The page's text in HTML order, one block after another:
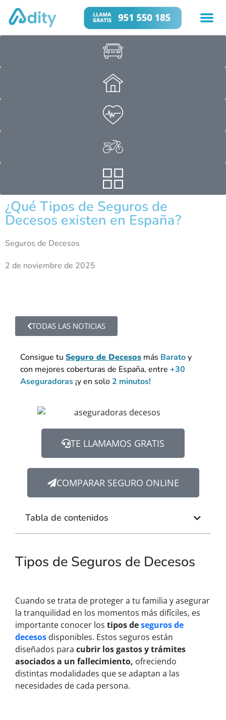
¿Qué Tipos de Seguros de
Decesos existen en España?
Seguros de Decesos
2 de noviembre de 2025
Tipos de Seguros de Decesos
Cuando se trata de proteger a tu familia y asegurar
la tranquilidad en los momentos más difíciles, es
importante conocer los tipos deseguros de
decesos disponibles. Estos seguros están
diseñados para cubrir los gastos y trámites
asociados a un fallecimiento, ofreciendo
distintas modalidades que se adaptan a las
necesidades de cada persona.
TODAS LAS NOTICIAS
Consigue tu Seguro de Decesos más Baratoy
con mejores coberturas de España, entre +30
Aseguradoras ¡y en solo 2 minutos!
TE LLAMAMOS GRATIS
COMPARAR SEGURO ONLINE
Tabla de contenidos